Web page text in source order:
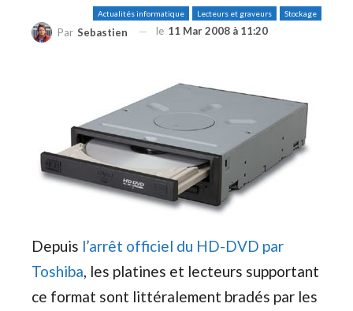
Actualités informatique Lecteurs et graveurs Stockage
Par Sebastien le 11 Mar 2008 à 11:20
Depuis l’arrêt officiel du HD-DVD par
Toshiba, les platines et lecteurs supportant
ce format sont littéralement bradés par les